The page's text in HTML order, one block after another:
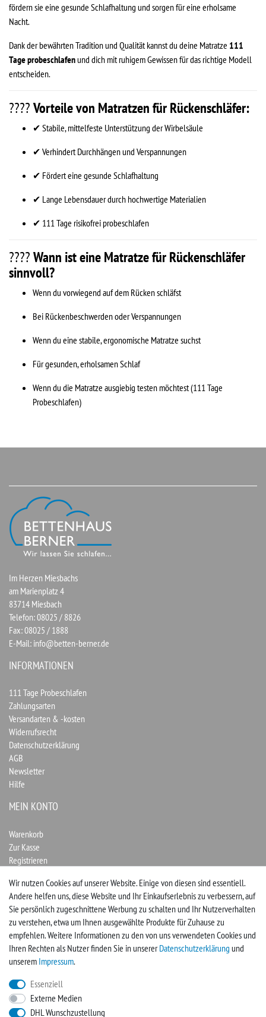
fördern sie eine gesunde Schlafhaltung und sorgen für eine erholsame
Nacht.
Dank der bewährten Tradition und Qualität kannst du deine Matratze 111
Tage probeschlafenund dich mit ruhigem Gewissen für das richtige Modell
entscheiden.
????Vorteile von Matratzen für Rückenschläfer:
✔ Stabile, mittelfeste Unterstützung der Wirbelsäule
✔ Verhindert Durchhängen und Verspannungen
✔ Fördert eine gesunde Schlafhaltung
✔ Lange Lebensdauer durch hochwertige Materialien
✔ 111 Tage risikofrei probeschlafen
????Wann ist eine Matratze für Rückenschläfer
sinnvoll?
Wenn du vorwiegend auf dem Rücken schläfst
Bei Rückenbeschwerden oder Verspannungen
Wenn du eine stabile, ergonomische Matratze suchst
Für gesunden, erholsamen Schlaf
Wenn du die Matratze ausgiebig testen möchtest (111 Tage
Probeschlafen)
Im Herzen Miesbachs
am Marienplatz 4
83714 Miesbach
Telefon: 08025 / 8826
Fax: 08025 / 1888
E-Mail: info@betten-berner.de
INFORMATIONEN
111 Tage Probeschlafen
Zahlungsarten
Versandarten & -kosten
Widerrufsrecht
Datenschutzerklärung
AGB
Newsletter
Hilfe
MEIN KONTO
Warenkorb
Zur Kasse
Registrieren
Vertrag widerrufen
UNTERNEHMEN
Kontakt
Impressum
FACEBOOK
Wir nutzen Cookies auf unserer Website. Einige von diesen sind essentiell.
Andere helfen uns, diese Website und Ihr Einkaufserlebnis zu verbessern, auf
Sie persönlich zugeschnittene Werbung zu schalten und Ihr Nutzerverhalten
zu verstehen, etwa um Ihnen ausgewählte Produkte für Zuhause zu
empfehlen. Weitere Informationen zu den von uns verwendeten Cookies und
Ihren Rechten als Nutzer finden Sie in unsererDaten­schutz­erklärung und
unserem Impressum.
Essenziell
Externe Medien
DHL Wunschzustellung